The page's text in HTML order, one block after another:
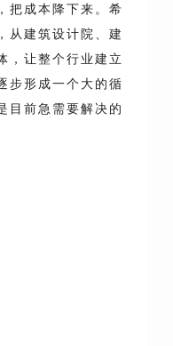
把成本降下来。希
从建筑设计院、建
，让整个行业建立
步形成一个大的循
目前急需要解决的